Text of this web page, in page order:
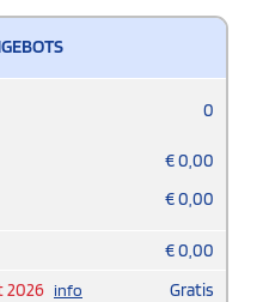
0
€0,00
€0,00
€0,00
2026 info
Gratis